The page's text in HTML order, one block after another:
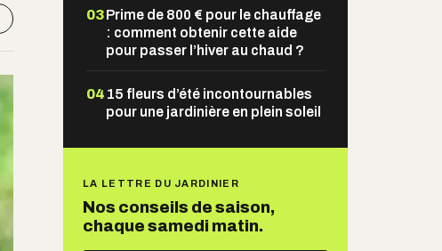
03Prime de 800 € pour le chauffage
: comment obtenir cette aide
pour passer l’hiver au chaud ?
04 15 fleurs d’été incontournables
pour une jardinière en plein soleil
LA LETTRE DU JARDINIER
Nos conseils de saison,
chaque samedi matin.